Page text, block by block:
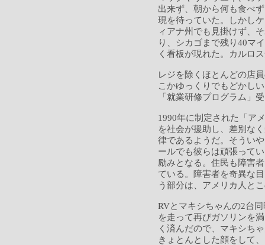
出来ず、朝から何も食べ
現を待っていた。しかし
ィアナ州でも見掛けず、
り、シカゴまで残り40マ
く看板が現れた。カルロ
レジを除くほとんどの店
こかゆっくりでもどかし
「就業研修プログラム」
1990年に制定された「ア
を社会が援助し、差別な
律であるようだ。そうい
ールでも彼らは頑張って
励みとなる。住民も障害
ている。障害者を奇異な
う部分は、アメリカ人と
RVとマキシちゃんの2台
を走って再びガソリンを
く済んだので、マキシち
きょとんとした顔をして